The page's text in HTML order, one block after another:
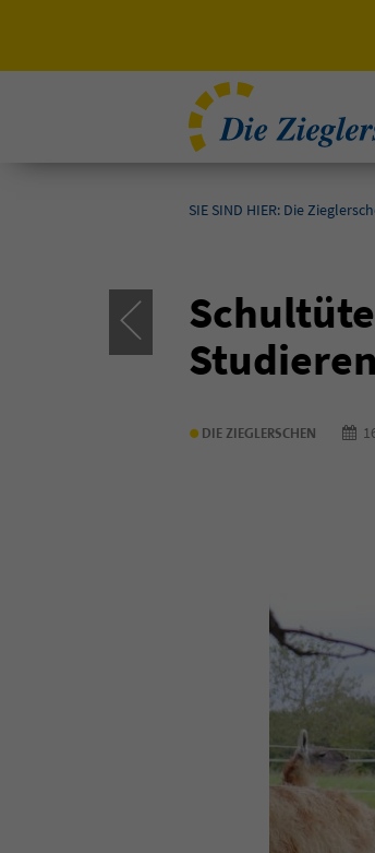
SIE SIND HIER: Die
• DIE ZIEGLERSCHEN